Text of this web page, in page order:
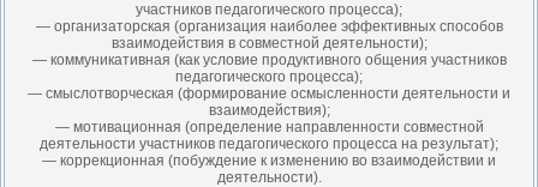
участников педагогического процесса);
— организаторская (организация наиболее эффективных способов
взаимодействия в совместной деятельности);
— коммуникативная (как условие продуктивного общения участников
педагогического процесса);
— смыслотворческая (формирование осмысленности деятельности и
взаимодействия);
— мотивационная (определение направленности совместной
деятельности участников педагогического процесса на результат);
— коррекционная (побуждение к изменению во взаимодействии и
деятельности).